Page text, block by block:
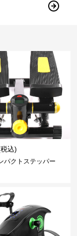
込)
パクトステッパー